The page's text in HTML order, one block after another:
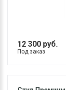
12 300 руб.
Под заказ